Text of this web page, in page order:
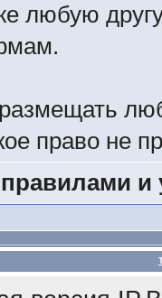
любую
право не